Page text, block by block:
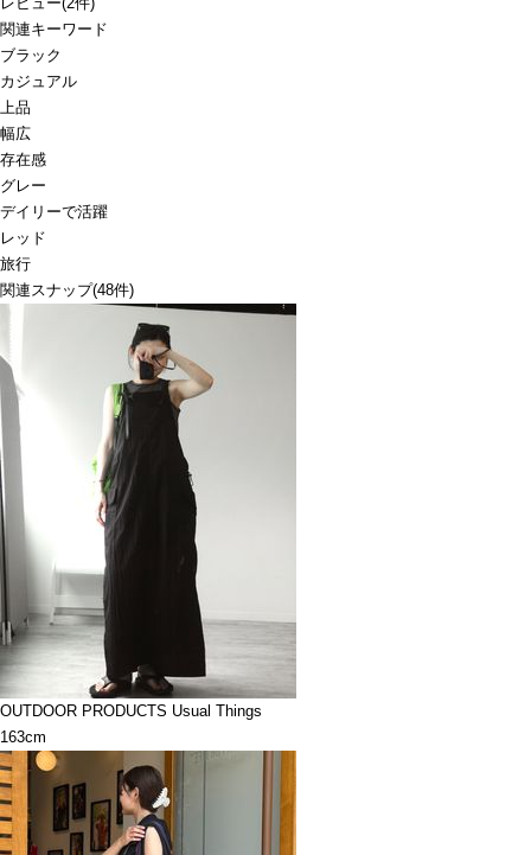
関連キーワード
ブラック
カジュアル
上品
幅広
存在感
グレー
デイリーで活躍
レッド
旅行
関連スナップ(48件)
OUTDOOR PRODUCTS Usual Things
163cm